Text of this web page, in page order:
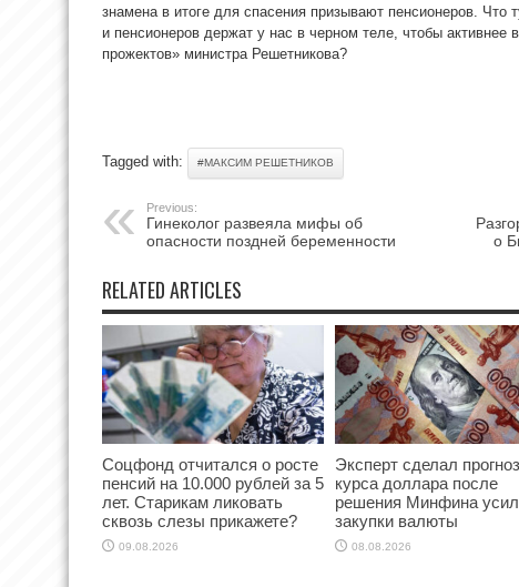
знамена в итоге для спасения призывают пенсионеров.
и пенсионеров держат у нас в черном теле, чтобы активнее
прожектов» министра Решетникова?
Tagged with: #МАКСИМ РЕШЕТНИКОВ
Previous:
Гинеколог развеяла мифы об
опасности поздней беременности
о
RELATED ARTICLES
Соцфонд отчитался о росте
пенсий на 10.000 рублей за 5
лет. Старикам ликовать
сквозь слезы прикажете?
09.08.2026
Эксперт сделал прогноз
курса доллара после
решения Минфина
закупки валюты
08.08.2026